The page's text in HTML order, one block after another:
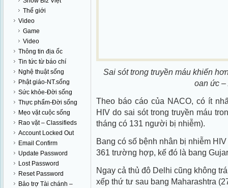
Thế giới
Video
Game
Video
Thông tin địa ốc
Tin tức từ báo chí
Nghệ thuật sống
Phật giáo-NT.sống
Sức khỏe-Đời sống
Thực phẩm-Đời sống
Mẹo vặt cuộc sống
Rao vặt – Classifieds
Account Locked Out
Email Confirm
Update Password
Lost Password
Reset Password
Bảo trợ Tài chánh –
Sai sót trong truyền máu khiến
oan ức –
Theo báo cáo của NACO, có ít
HIV do sai sót trong truyền máu
tháng có 131 người bị nhiễm).
Bang có số bệnh nhân bị nhiễm
361 trường hợp, kế đó là bang
Ngay cả thủ đô Delhi cũng không
xếp thứ tư sau bang Maharashtra